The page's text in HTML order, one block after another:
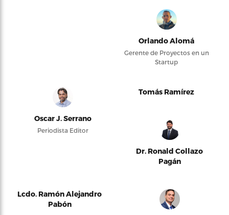
Orlando Alomá
Gerente de Proyectos en un
Startup
Oscar J. Serrano
Periodista Editor
Tomás Ramírez
Dr. Ronald Collazo
Pagán
Lcdo. Ramón Alejandro
Pabón